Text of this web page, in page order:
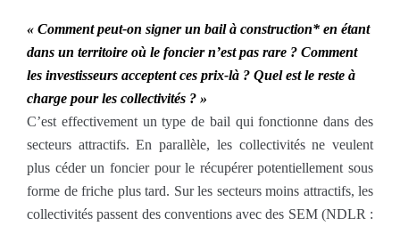
« Comment peut-on signer un bail à construction* en étant
dans un territoire où le foncier n’est pas rare ? Comment
les investisseurs acceptent ces prix-là ? Quel est le reste à
charge pour les collectivités ? »
C’est effectivement un type de bail qui fonctionne dans des
secteurs attractifs. En parallèle, les collectivités ne veulent
plus céder un foncier pour le récupérer potentiellement sous
forme de friche plus tard. Sur les secteurs moins attractifs, les
collectivités passent des conventions avec des SEM (NDLR :